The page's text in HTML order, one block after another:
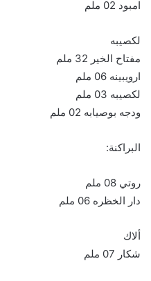
امبود 02 ملم
لكصيبه
مفتاح الخير 32 ملم
ارويبينه 06 ملم
لكصيبه 03 ملم
ودجه بوصيابه 02 ملم
البراكنة:
روتي 08 ملم
دار الخظره 06 ملم
ألاك
شكار 07 ملم